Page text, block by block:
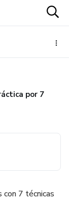
por 7
7 técnicas